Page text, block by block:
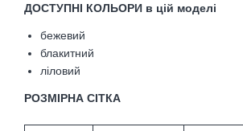
ДОСТУПНІ КОЛЬОРИ в цій моделі
бежевий
блакитний
ліловий
РОЗМІРНА СІТКА